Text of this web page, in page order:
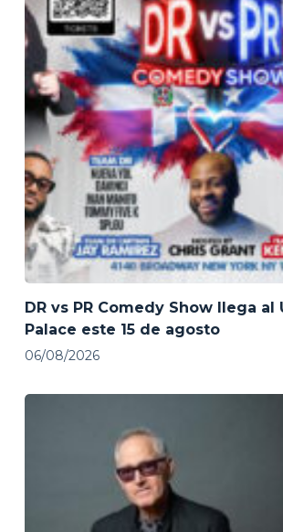
DR vs PR Comedy Show llega al
Palace este 15 de agosto
06/08/2026